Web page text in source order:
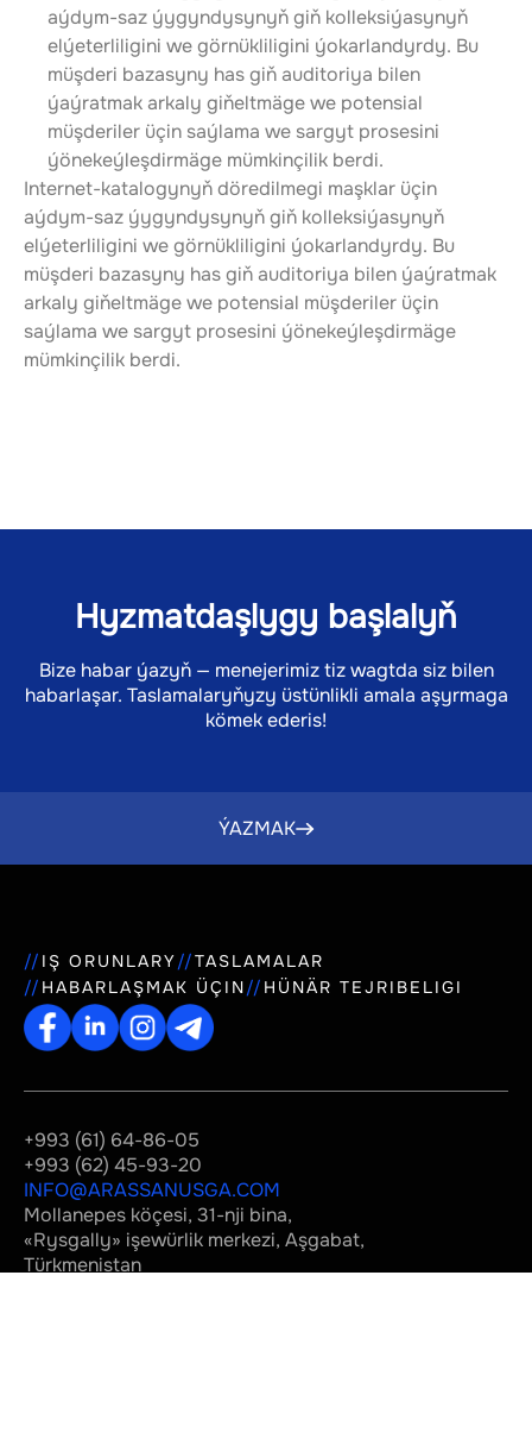
aýdym-saz ýygyndysynyň giň kolleksiýasynyň
elýeterliligini we görnükliligini ýokarlandyrdy. Bu
müşderi bazasyny has giň auditoriya bilen
ýaýratmak arkaly giňeltmäge we potensial
müşderiler üçin saýlama we sargyt prosesini
ýönekeýleşdirmäge mümkinçilik berdi.
Internet-katalogynyň döredilmegi maşklar üçin
aýdym-saz ýygyndysynyň giň kolleksiýasynyň
elýeterliligini we görnükliligini ýokarlandyrdy. Bu
müşderi bazasyny has giň auditoriya bilen ýaýratmak
arkaly giňeltmäge we potensial müşderiler üçin
saýlama we sargyt prosesini ýönekeýleşdirmäge
mümkinçilik berdi.
Hyzmatdaşlygy başlalyň
Bize habar ýazyň — menejerimiz tiz wagtda siz bilen
habarlaşar. Taslamalaryňyzy üstünlikli amala aşyrmaga
kömek ederis!
ÝAZMAK
IŞ ORUNLARY
TASLAMALAR
HABARLAŞMAK ÜÇIN
HÜNÄR TEJRIBELIGI
Mollanepes köçesi, 31-nji bina,
«Rysgally» işewürlik merkezi, Aşgabat,
Türkmenistan
+993 (61) 64-86-05
+993 (62) 45-93-20
INFO@ARASSANUSGA.COM